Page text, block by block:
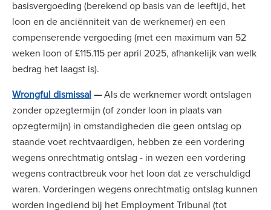
basisvergoeding (berekend op basis van de leeftijd, het
loon en de anciënniteit van de werknemer) en een
compenserende vergoeding (met een maximum van 52
weken loon of £115.115 per april 2025, afhankelijk van welk
bedrag het laagst is).
Wrongful dismissal —Als de werknemer wordt ontslagen
zonder opzegtermijn (of zonder loon in plaats van
opzegtermijn) in omstandigheden die geen ontslag op
staande voet rechtvaardigen, hebben ze een vordering
wegens onrechtmatig ontslag - in wezen een vordering
wegens contractbreuk voor het loon dat ze verschuldigd
waren. Vorderingen wegens onrechtmatig ontslag kunnen
worden ingediend bij het Employment Tribunal (tot